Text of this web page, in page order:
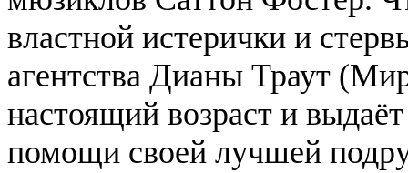
властной истерички и
агентства Дианы Траут
настоящий возраст и
помощи своей лучшей